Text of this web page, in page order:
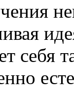
себя